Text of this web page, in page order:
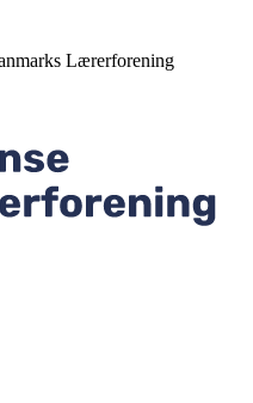
Lærerforening